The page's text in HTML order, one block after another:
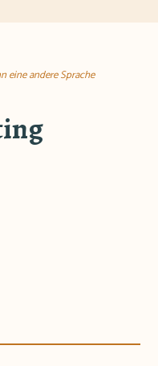
eine andere Sprache